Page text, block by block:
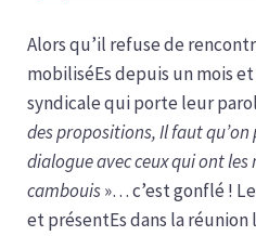
Alors qu’il refuse de
mobiliséEs depuis un mois
syndicale qui porte leur
des propositions, Il faut qu’on
dialogue avec ceux qui ont les
cambouis»… c’est gonflé !
et présentEs dans la